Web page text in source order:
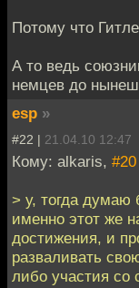
Потому что
А то ведь
немцев до
esp »
#22 | 21.04.10 12:47
Кому: alkaris, #20
> у, тогда думаю
именно этот же
достижения, и
разваливать
либо участия со